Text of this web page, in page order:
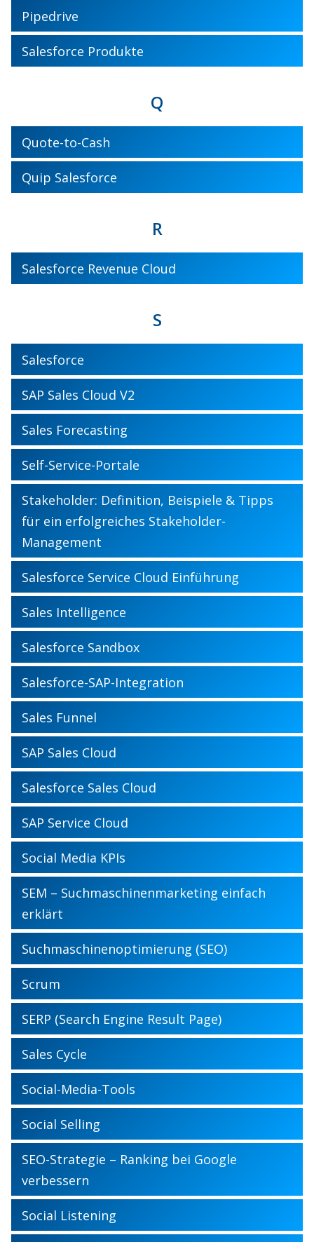
Pipedrive
Salesforce Produkte
Q
Quote-to-Cash
Quip Salesforce
R
Salesforce Revenue Cloud
S
Salesforce
SAP Sales Cloud V2
Sales Forecasting
Self-Service-Portale
Stakeholder: Definition, Beispiele & Tipps
für ein erfolgreiches Stakeholder-
Management
Salesforce Service Cloud Einführung
Sales Intelligence
Salesforce Sandbox
Salesforce-SAP-Integration
Sales Funnel
SAP Sales Cloud
Salesforce Sales Cloud
SAP Service Cloud
Social Media KPIs
SEM – Suchmaschinenmarketing einfach
erklärt
Suchmaschinenoptimierung (SEO)
Scrum
SERP (Search Engine Result Page)
Sales Cycle
Social-Media-Tools
Social Selling
SEO-Strategie – Ranking bei Google
verbessern
Social Listening